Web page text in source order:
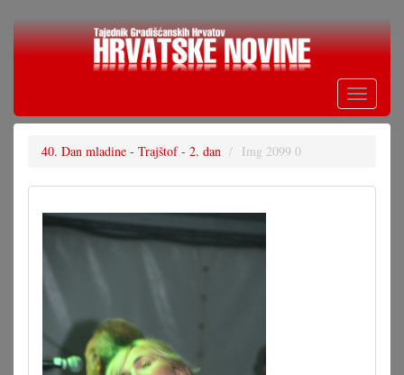
Skoči
Toggle
40. Dan mladine - Trajštof - 2. dan Img 2099 0